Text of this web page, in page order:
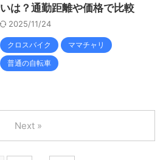
いは？通勤距離や価格で比較
2025/11/24
クロスバイク
ママチャリ
普通の自転車
Next »